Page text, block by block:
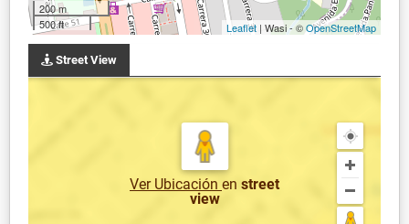
200 m
500 ft
Leaflet | Wasi - ©OpenStreetMap
Street View
Ver Ubicación en street
view